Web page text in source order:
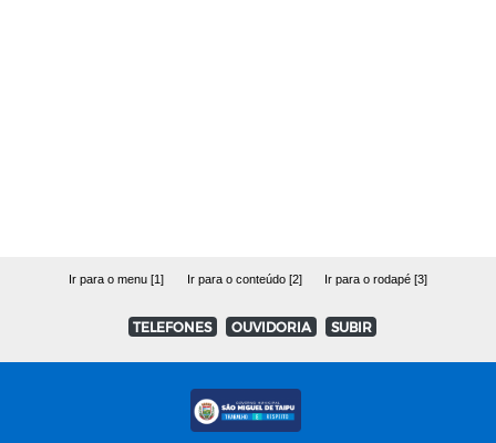
Ir para o menu [1] Ir para o conteúdo [2] Ir para o rodapé [3]
TELEFONES OUVIDORIA SUBIR